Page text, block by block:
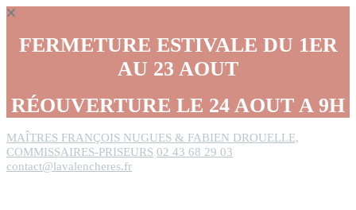
FERMETURE ESTIVALE DU 1ER
AU 23 AOUT
RÉOUVERTURE LE 24 AOUT A 9H
MAÎTRES FRANÇOIS NUGUES & FABIEN DROUELLE,
COMMISSAIRES-PRISEURS 02 43 68 29 03
contact@lavalencheres.fr
Panneau de gestion des cookies